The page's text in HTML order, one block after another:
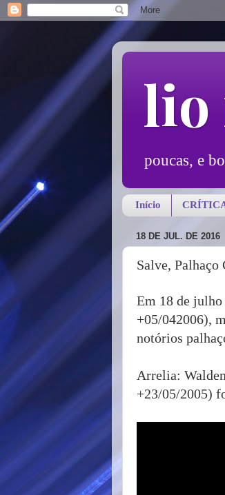
lio
poucas, e
Início
18 DE JUL. DE 2016
Salve,
Em 18 de
+05/042006),
notórios
Arrelia:
+23/05/2005)